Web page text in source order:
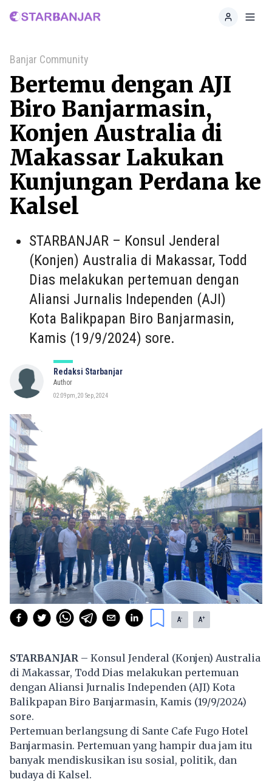
Home
Banjar Community
Bertemu dengan AJI
Biro Banjarmasin,
Konjen Australia di
Makassar Lakukan
Kunjungan Perdana ke
Kalsel
STARBANJAR – Konsul Jenderal
(Konjen) Australia di Makassar, Todd
Dias melakukan pertemuan dengan
Aliansi Jurnalis Independen (AJI)
Kota Balikpapan Biro Banjarmasin,
Kamis (19/9/2024) sore.
Redaksi Starbanjar
Author
02:09pm, 20 Sep, 2024
A- A+
STARBANJAR – Konsul Jenderal (Konjen) Australia
di Makassar, Todd Dias melakukan pertemuan
dengan Aliansi Jurnalis Independen (AJI) Kota
Balikpapan Biro Banjarmasin, Kamis (19/9/2024)
sore.
Pertemuan berlangsung di Sante Cafe Fugo Hotel
Banjarmasin. Pertemuan yang hampir dua jam itu
banyak mendiskusikan isu sosial, politik, dan
budaya di Kalsel.